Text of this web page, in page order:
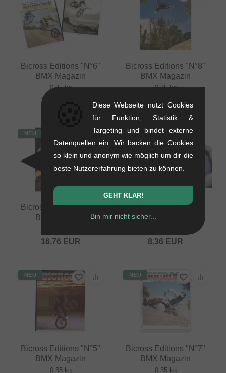
Bicross Editions "N°6"
BMX Magazin
0.35 kg
16.76
Bicross Editions "N°8"
BMX Magazin
0.35 kg
NEU
Bicross Editions "N°9"
BMX Magazin
16.76 EUR
NEU
Frenchys "Logo"
Gesichtsmaske
8.36 EUR
NEU
Bicross Editions "N°5"
BMX Magazin
0.35 kg
NEU
Bicross Editions "N°7"
BMX Magazin
0.35 kg
Diese Webseite nutzt Cookies
für Funktion, Statistik &
Targeting und bindet externe
Datenquellen ein. Wir backen die Cookies
so klein und anonym wie möglich um dir die
beste Nutzererfahrung bieten zu können.
GEHT KLAR!
Bin mir nicht sicher...